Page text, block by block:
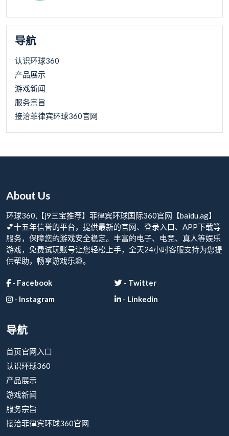
导航
认识环球360
产品展示
游戏新闻
服务宗旨
接洽菲律宾环球360官网
About Us
环球360,【j9三宝推荐】菲律宾环球国际360官网【baidu.ag】
💕十五年信誉的平台，提供最新的官网、登录入口、APP下载等
服务，保障您的游戏安全稳定。丰富的电子、电竞、真人等娱乐
游戏，免费试玩账号让您轻松上手，全天24小时客服支持为您提
供帮助，畅享游戏乐趣。
- Facebook - Twitter
- Instagram - Linkedin
导航
首页官网入口
认识环球360
产品展示
游戏新闻
服务宗旨
接洽菲律宾环球360官网